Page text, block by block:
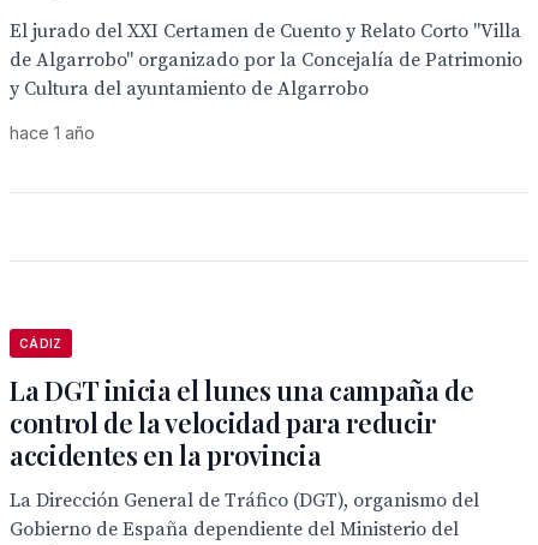
El jurado del XXI Certamen de Cuento y Relato Corto "Villa
de Algarrobo" organizado por la Concejalía de Patrimonio
y Cultura del ayuntamiento de Algarrobo
hace 1 año
CÁDIZ
La DGT inicia el lunes una campaña de
control de la velocidad para reducir
accidentes en la provincia
La Dirección General de Tráfico (DGT), organismo del
Gobierno de España dependiente del Ministerio del